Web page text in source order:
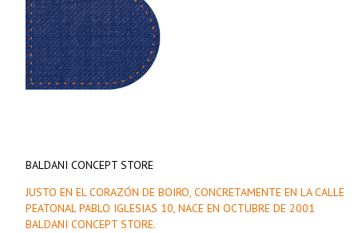
BALDANI CONCEPT STORE
JUSTO EN EL CORAZÓN DE BOIRO, CONCRETAMENTE EN LA CALLE
PEATONAL PABLO IGLESIAS 10, NACE EN OCTUBRE DE 2001
BALDANI CONCEPT STORE.